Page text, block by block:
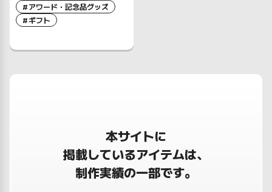
アワード・記念品グッズ
ギフト
本サイトに
掲載しているアイテムは、
制作実績の一部です。